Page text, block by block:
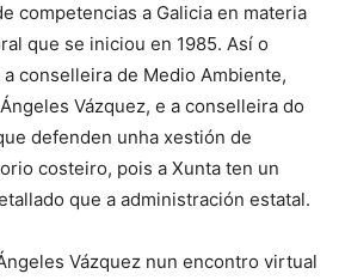
competencias a Galicia en materia
que se iniciou en 1985. Así o
conselleira de Medio Ambiente,
Vázquez, e a conselleira do
defenden unha xestión de
costeiro, pois a Xunta ten un
que a administración estatal.
Vázquez nun encontro virtual